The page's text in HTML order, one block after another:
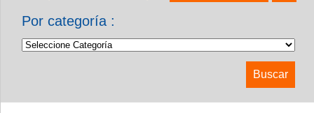
Por categoría :